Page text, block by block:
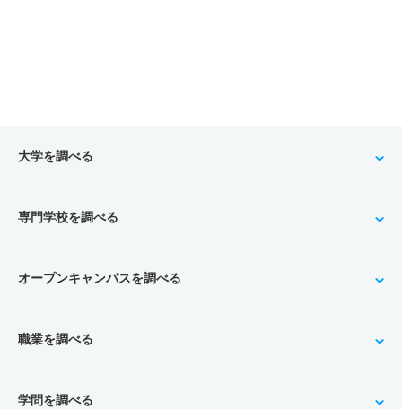
大学を調べる
専門学校を調べる
オープンキャンパスを調べる
職業を調べる
学問を調べる